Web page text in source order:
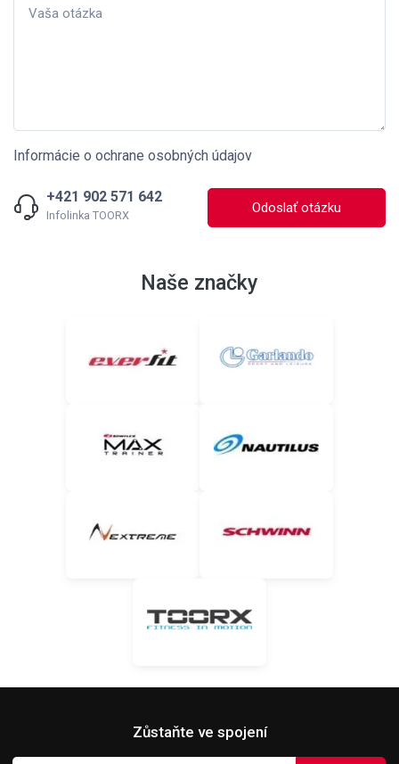
Informácie o ochrane osobných údajov
+421 902 571 642
Infolinka TOORX Odoslať otázku
Naše značky
Zůstaňte ve spojení